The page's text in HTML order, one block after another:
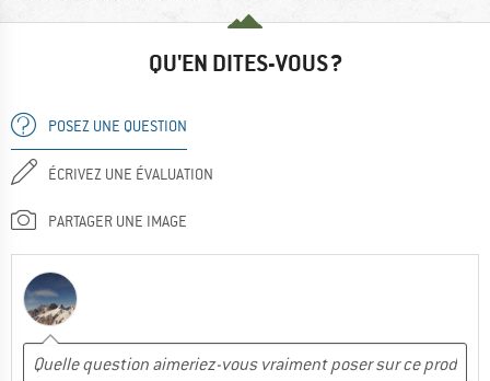
QU'EN DITES-VOUS ?
POSEZ UNE QUESTION
ÉCRIVEZ UNE ÉVALUATION
PARTAGER UNE IMAGE